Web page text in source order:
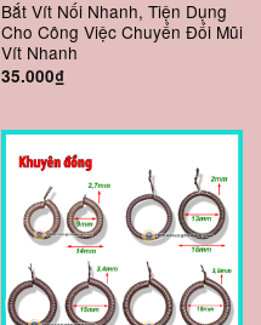
Bắt Vít Nối Nhanh, Tiện Dụng
Cho Công Việc Chuyển Đổi Mũi
Vít Nhanh
35.000₫